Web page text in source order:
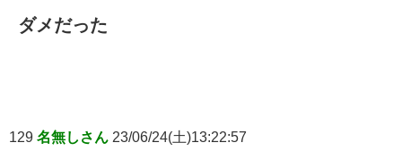
ダメだった
129 名無しさん 23/06/24(土)13:22:57